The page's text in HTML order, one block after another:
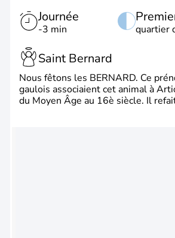
Journée
-3 min quartier
Saint Bernard
Nous fêtons les BERNARD. Ce
gaulois associaient cet animal à
du Moyen Âge au 16è siècle. Il